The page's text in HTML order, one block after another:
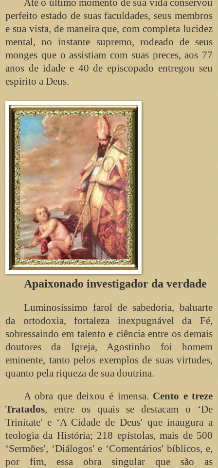
Até o último momento de sua vida conservou
perfeito estado de suas faculdades, seus membros
e sua vista, de maneira que, com completa lucidez
mental, no instante supremo, rodeado de seus
monges que o assistiam com suas preces, aos 77
anos de idade e 40 de episcopado entregou seu
espírito a Deus.
Apaixonado investigador da verdade
Luminosíssimo farol de sabedoria, baluarte
da ortodoxia, fortaleza inexpugnável da Fé,
sobressaindo em talento e ciência entre os demais
doutores da Igreja, Agostinho foi homem
eminente, tanto pelos exemplos de suas virtudes,
quanto pela riqueza de sua doutrina.
A obra que deixou é imensa. Cento e treze
Tratados, entre os quais se destacam o ‘De
Trinitate' e ‘A Cidade de Deus' que inaugura a
teologia da História; 218 epístolas, mais de 500
‘Sermões', ‘Diálogos' e ‘Comentários' bíblicos, e,
por fim, essa obra singular que são as